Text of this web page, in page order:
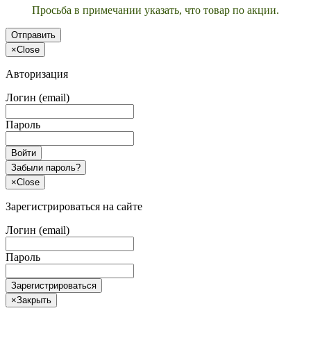
Просьба в примечании указать, что товар по акции.
Отправить
×Close
Авторизация
Логин (email)
Пароль
Войти
Забыли пароль?
×Close
Зарегистрироваться на сайте
Логин (email)
Пароль
Зарегистрироваться
×Закрыть